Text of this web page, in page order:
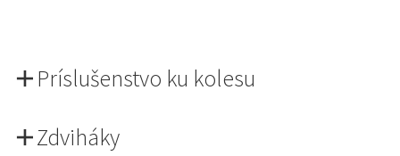
Príslušenstvo ku kolesu
Zdviháky